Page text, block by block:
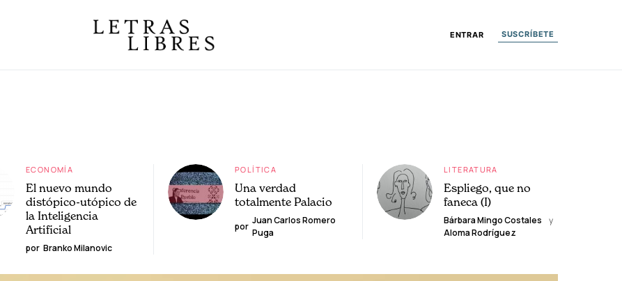
ENTRAR SUSCRÍBETE
ECONOMÍA
El nuevo mundo
distópico-utópico de
la Inteligencia
Artificial
por Branko Milanovic
POLÍTICA
Una verdad
totalmente Palacio
por
Juan Carlos Romero
Puga
LITERATURA
Espliego, que no
faneca (I)
Bárbara Mingo Costales
y
Aloma Rodríguez